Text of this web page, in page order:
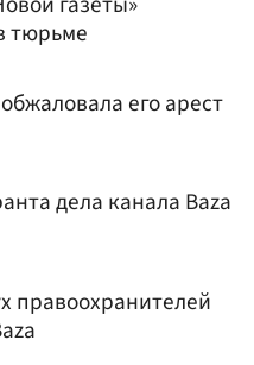
тюрьме
его арест
дела канала Baza
правоохранителей